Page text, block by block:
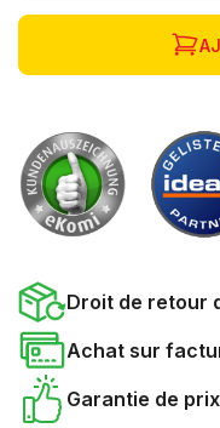
Droit de retour
Achat sur
Garantie de prix